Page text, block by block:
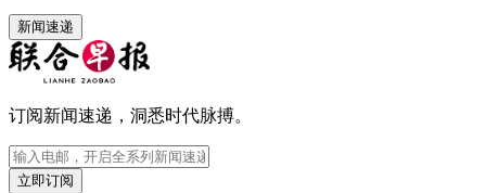
新闻速递
订阅新闻速递，洞悉时代脉搏。
立即订阅